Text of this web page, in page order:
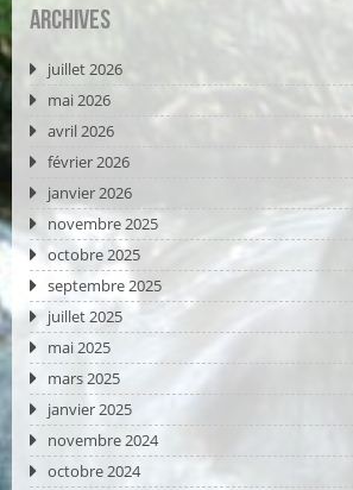
Archives
juillet 2026
mai 2026
avril 2026
février 2026
janvier 2026
novembre 2025
octobre 2025
septembre 2025
juillet 2025
mai 2025
mars 2025
janvier 2025
novembre 2024
octobre 2024